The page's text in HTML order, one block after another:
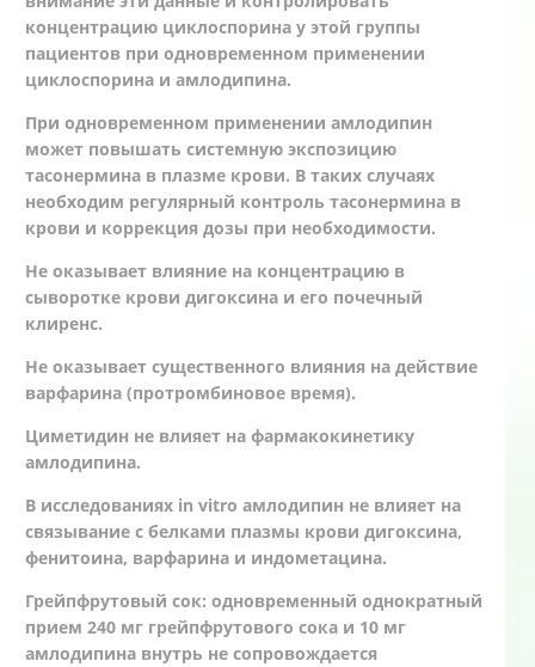
концентрацию циклоспорина у этой группы
пациентов при одновременном применении
циклоспорина и амлодипина.
При одновременном применении амлодипин
может повышать системную экспозицию
тасонермина в плазме крови. В таких случаях
необходим регулярный контроль тасонермина в
крови и коррекция дозы при необходимости.
Не оказывает влияние на концентрацию в
сыворотке крови дигоксина и его почечный
клиренс.
Не оказывает существенного влияния на действие
варфарина (протромбиновое время).
Циметидин не влияет на фармакокинетику
амлодипина.
В исследованиях in vitro амлодипин не влияет на
связывание с белками плазмы крови дигоксина,
фенитоина, варфарина и индометацина.
Грейпфрутовый сок: одновременный однократный
прием 240 мг грейпфрутового сока и 10 мг
амлодипина внутрь не сопровождается